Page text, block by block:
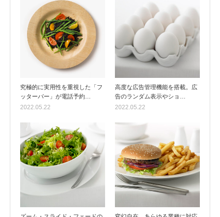
究極的に実用性を重視した「フ
ッターバー」が電話予約…
2022.05.22
高度な広告管理機能を搭載。広
告のランダム表示やショ…
2022.05.22